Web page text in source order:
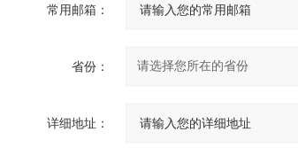
常用邮箱：
省份：
详细地址：